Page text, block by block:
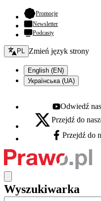
Promocje- otwiera się w
Newsletter
Podcasty
Zmień język - bieżący:
PL Zmień język strony
English (EN)
Українська (UA)
Youtube - otwiera
Odwiedź
X - otwiera się w nowej
Przejdź do
Facebook - otwiera
Przejdź do
Wyszukiwarka